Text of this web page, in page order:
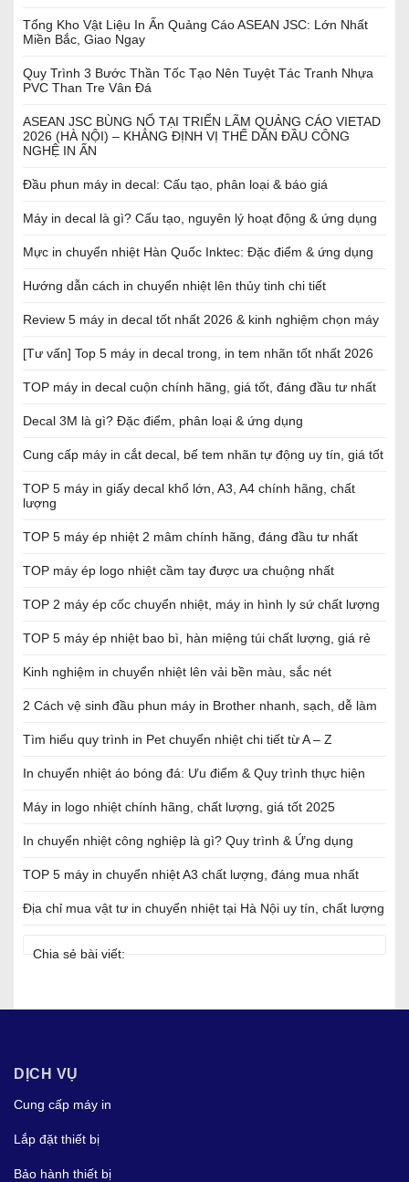
Tổng Kho Vật Liệu In Ấn Quảng Cáo ASEAN JSC: Lớn Nhất
Miền Bắc, Giao Ngay
Quy Trình 3 Bước Thần Tốc Tạo Nên Tuyệt Tác Tranh Nhựa
PVC Than Tre Vân Đá
ASEAN JSC BÙNG NỔ TẠI TRIỂN LÃM QUẢNG CÁO VIETAD
2026 (HÀ NỘI) – KHẲNG ĐỊNH VỊ THẾ DẪN ĐẦU CÔNG
NGHỆ IN ẤN
Đầu phun máy in decal: Cấu tạo, phân loại & báo giá
Máy in decal là gì? Cấu tạo, nguyên lý hoạt động & ứng dụng
Mực in chuyển nhiệt Hàn Quốc Inktec: Đặc điểm & ứng dụng
Hướng dẫn cách in chuyển nhiệt lên thủy tinh chi tiết
Review 5 máy in decal tốt nhất 2026 & kinh nghiệm chọn máy
[Tư vấn] Top 5 máy in decal trong, in tem nhãn tốt nhất 2026
TOP máy in decal cuộn chính hãng, giá tốt, đáng đầu tư nhất
Decal 3M là gì? Đặc điểm, phân loại & ứng dụng
Cung cấp máy in cắt decal, bế tem nhãn tự động uy tín, giá tốt
TOP 5 máy in giấy decal khổ lớn, A3, A4 chính hãng, chất
lượng
TOP 5 máy ép nhiệt 2 mâm chính hãng, đáng đầu tư nhất
TOP máy ép logo nhiệt cầm tay được ưa chuộng nhất
TOP 2 máy ép cốc chuyển nhiệt, máy in hình ly sứ chất lượng
TOP 5 máy ép nhiệt bao bì, hàn miệng túi chất lượng, giá rẻ
Kinh nghiệm in chuyển nhiệt lên vải bền màu, sắc nét
2 Cách vệ sinh đầu phun máy in Brother nhanh, sạch, dễ làm
Tìm hiểu quy trình in Pet chuyển nhiệt chi tiết từ A – Z
In chuyển nhiệt áo bóng đá: Ưu điểm & Quy trình thực hiện
Máy in logo nhiệt chính hãng, chất lượng, giá tốt 2025
In chuyển nhiệt công nghiệp là gì? Quy trình & Ứng dụng
TOP 5 máy in chuyển nhiệt A3 chất lượng, đáng mua nhất
Địa chỉ mua vật tư in chuyển nhiệt tại Hà Nội uy tín, chất lượng
Chia sẻ bài viết:
DỊCH VỤ
Cung cấp máy in
Lắp đặt thiết bị
Bảo hành thiết bị